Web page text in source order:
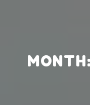
MONTH: